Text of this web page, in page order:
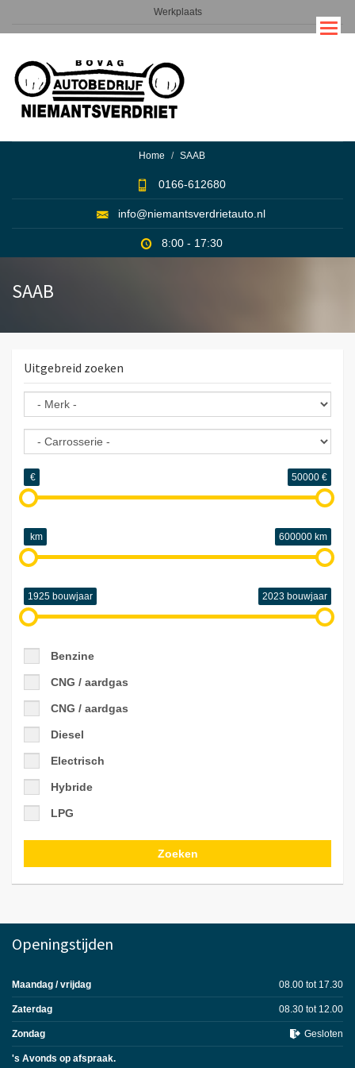
naar
inhoud
gaan
Werkplaats
Service
Home SAAB
0166-612680
info@niemantsverdrietauto.nl
8:00 - 17:30
SAAB
Uitgebreid zoeken
€ 50000 €
km 600000 km
1925 bouwjaar 2023 bouwjaar
Benzine
CNG / aardgas
CNG / aardgas
Diesel
Electrisch
Hybride
LPG
Zoeken
Openingstijden
Maandag / vrijdag 08.00 tot 17.30
Zaterdag 08.30 tot 12.00
Zondag Gesloten
's Avonds op afspraak.